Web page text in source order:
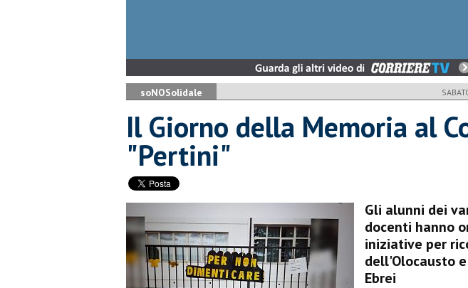
soNOSolidale
Il Giorno della Memoria al
"Pertini"
Gli alunni dei
docenti hanno
iniziative per
dell'Olocausto
Ebrei